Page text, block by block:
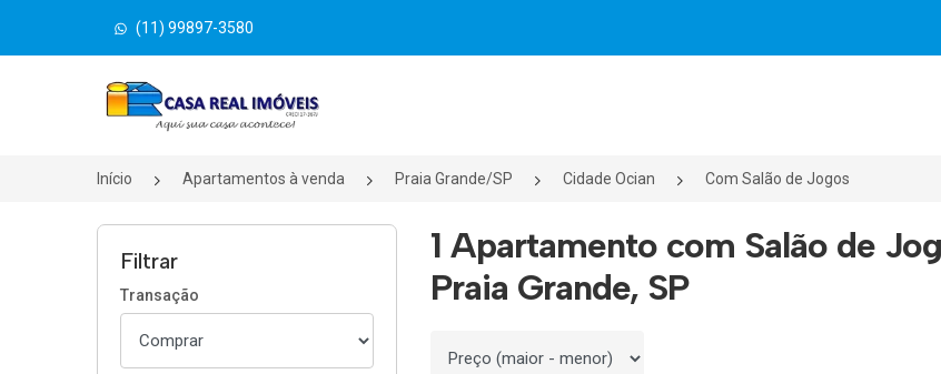
(11) 99897-3580
Página inicial
Início Apartamentos à venda Praia Grande/SP Cidade Ocian Com Salão de Jogos
Filtrar
Transação
1 Apartamento com Salão de
Praia Grande, SP
Ordenar por